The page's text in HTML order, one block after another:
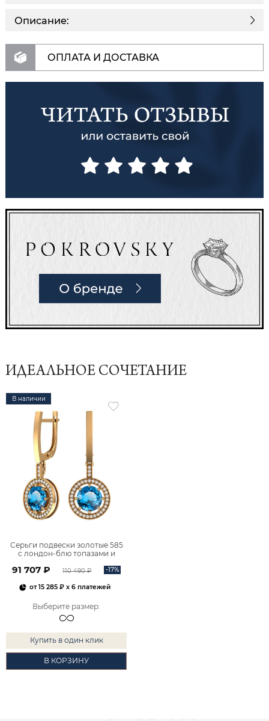
Описание:
ОПЛАТА И ДОСТАВКА
ИДЕАЛЬНОЕ СОЧЕТАНИЕ
В наличии
Серьги подвески золотые 585
с лондон‑блю топазами и
фианитами 2101196-00740
91 707 ₽ 110 490 ₽ -17%
от15 285 ₽ x 6 платежей
Выберите размер:
Купить в один клик
В КОРЗИНУ